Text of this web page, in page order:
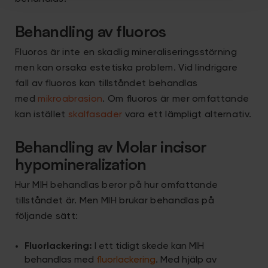
Behandling av fluoros
Fluoros är inte en skadlig mineraliseringsstörning
men kan orsaka estetiska problem. Vid lindrigare
fall av fluoros kan tillståndet behandlas
med mikroabrasion. Om fluoros är mer omfattande
kan istället skalfasader vara ett lämpligt alternativ.
Behandling av Molar incisor
hypomineralization
Hur MIH behandlas beror på hur omfattande
tillståndet är. Men MIH brukar behandlas på
följande sätt:
Fluorlackering: I ett tidigt skede kan MIH
behandlas med fluorlackering. Med hjälp av